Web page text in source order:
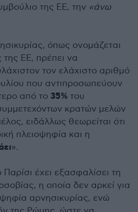
της ΕΕ, την «άνω
όπως ονομάζεται
ΕΕ, πρέπει να
τον ελάχιστο αριθμό
που αντιπροσωπεύουν
από το 35% του
κρατών μελών
ειδάλλως θεωρείται ότι
πλειοψηφία και η
».
έχει εξασφαλίσει τη
η οποία δεν αρκεί για
αρνησικυρίας, ενώ